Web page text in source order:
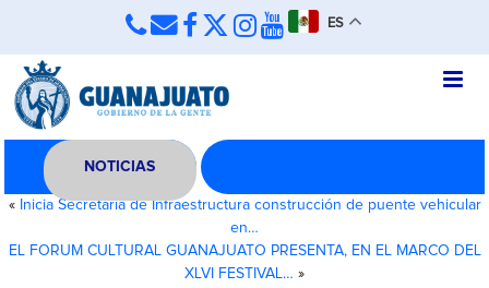
ES
NOTICIAS
« Inicia Secretaría de Infraestructura construcción de puente vehicular
en…
EL FORUM CULTURAL GUANAJUATO PRESENTA, EN EL MARCO DEL
XLVI FESTIVAL… »